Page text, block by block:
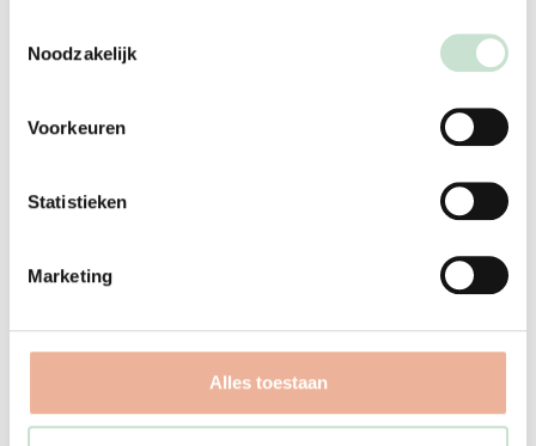
Noodzakelijk
Voorkeuren
Statistieken
Marketing
Alles toestaan
Als je kind klachten heeft die kunnen passen bij een
koemelkallergie, ga dan altijd naar de huisarts of
een verwijzing naar de kinderarts nodig heeft.
Bij De Kinderartsenpraktijk nemen we de tijd om goed
hoe de diagnose koemelkallergie gesteld kan worden,